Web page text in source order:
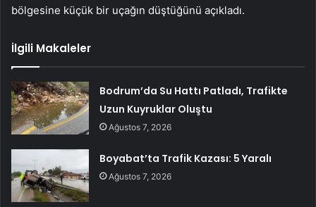
bölgesine küçük bir uçağın düştüğünü açıkladı.
İlgili Makaleler
Bodrum’da Su Hattı Patladı, Trafikte
Uzun Kuyruklar Oluştu
Ağustos 7, 2026
Boyabat’ta Trafik Kazası: 5 Yaralı
Ağustos 7, 2026